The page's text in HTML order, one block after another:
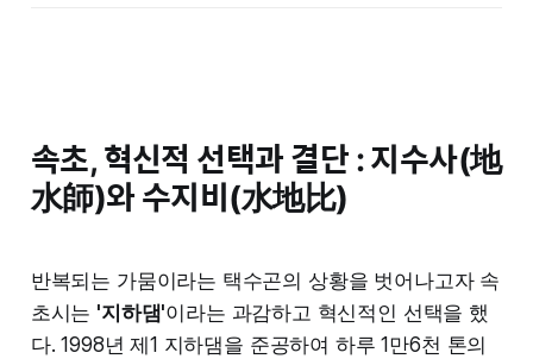
속초, 혁신적 선택과 결단 : 지수사(地
水師)와 수지비(水地比)
반복되는 가뭄이라는 택수곤의 상황을 벗어나고자 속
초시는 '지하댐'이라는 과감하고 혁신적인 선택을 했
다. 1998년 제1 지하댐을 준공하여 하루 1만6천 톤의